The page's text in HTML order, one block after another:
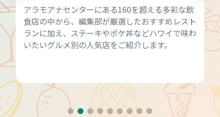
アラモアナセンターにある160を超える多彩な飲
食店の中から、編集部が厳選したおすすめレスト
ランに加え、ステーキやポケ丼などハワイで味わ
いたいグルメ別の人気店をご紹介します。